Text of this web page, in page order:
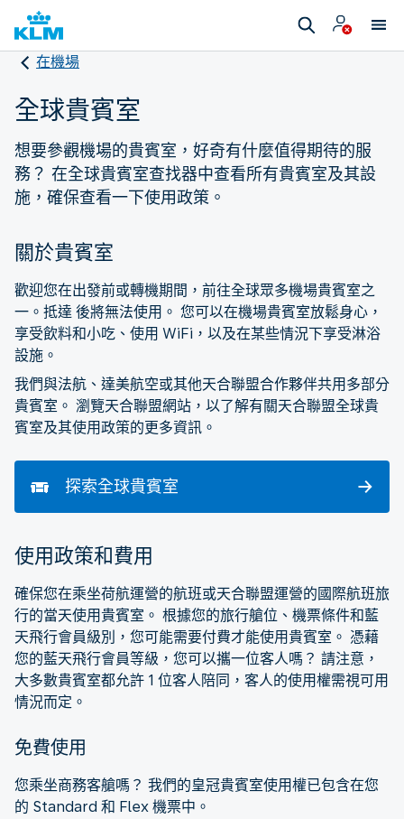
在機場
全球貴賓室
想要參觀機場的貴賓室，好奇有什麼值得期待的服
務？ 在全球貴賓室查找器中查看所有貴賓室及其設
施，確保查看一下使用政策。
關於貴賓室
歡迎您在出發前或轉機期間，前往全球眾多機場貴賓室之
一。抵達 後將無法使用。 您可以在機場貴賓室放鬆身心，
享受飲料和小吃、使用 WiFi，以及在某些情況下享受淋浴
設施。
我們與法航、達美航空或其他天合聯盟合作夥伴共用多部分
貴賓室。 瀏覽天合聯盟網站，以了解有關天合聯盟全球貴
賓室及其使用政策的更多資訊。
探索全球貴賓室
使用政策和費用
確保您在乘坐荷航運營的航班或天合聯盟運營的國際航班旅
行的當天使用貴賓室。 根據您的旅行艙位、機票條件和藍
天飛行會員級別，您可能需要付費才能使用貴賓室。 憑藉
您的藍天飛行會員等級，您可以攜一位客人嗎？ 請注意，
大多數貴賓室都允許 1 位客人陪同，客人的使用權需視可用
情況而定。
免費使用
您乘坐商務客艙嗎？ 我們的皇冠貴賓室使用權已包含在您
的 Standard 和 Flex 機票中。